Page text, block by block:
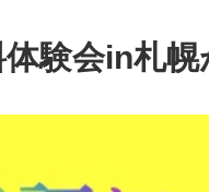
験会in札幌